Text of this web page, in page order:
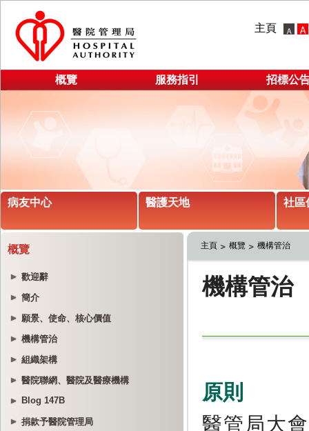
主頁
概覽 服務指引 招標公
病友中心 醫護天地 社區
概覽
歡迎辭
簡介
願景、使命、核心價值
機構管治
組織架構
醫院聯網、醫院及醫療機構
Blog 147B
捐款予醫院管理局
主頁 概覽 機構管治